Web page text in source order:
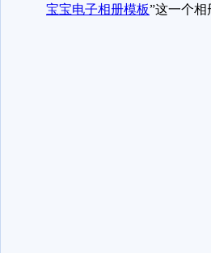
宝宝电子相册模板”这一个